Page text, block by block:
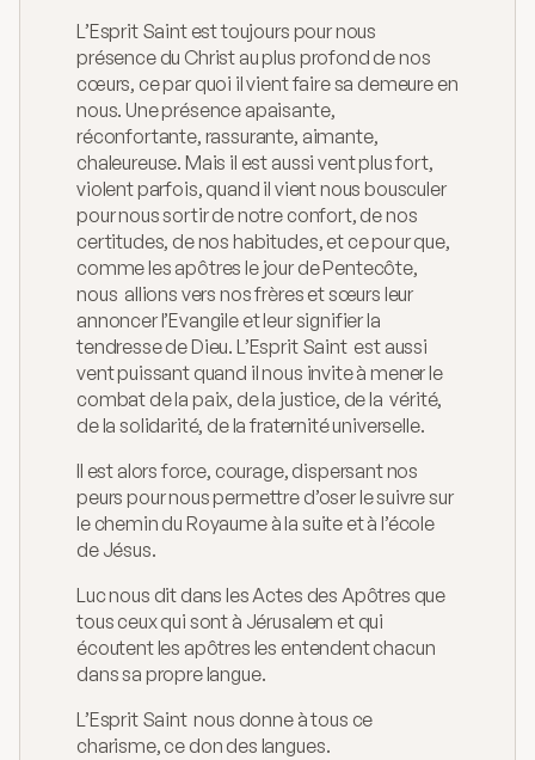
L’Esprit Saint est toujours pour nous
présence du Christ au plus profond de nos
cœurs, ce par quoi il vient faire sa demeure en
nous. Une présence apaisante,
réconfortante, rassurante, aimante,
chaleureuse. Mais il est aussi vent plus fort,
violent parfois, quand il vient nous bousculer
pour nous sortir de notre confort, de nos
certitudes, de nos habitudes, et ce pour que,
comme les apôtres le jour de Pentecôte,
nous  allions vers nos frères et sœurs leur
annoncer l’Evangile et leur signifier la
tendresse de Dieu. L’Esprit Saint  est aussi
vent puissant quand il nous invite à mener le
combat de la paix, de la justice, de la  vérité,
de la solidarité, de la fraternité universelle.
Il est alors force, courage, dispersant nos
peurs pour nous permettre d’oser le suivre sur
le chemin du Royaume à la suite et à l’école
de Jésus.
Luc nous dit dans les Actes des Apôtres que
tous ceux qui sont à Jérusalem et qui
écoutent les apôtres les entendent chacun
dans sa propre langue.
L’Esprit Saint  nous donne à tous ce
charisme, ce don des langues.